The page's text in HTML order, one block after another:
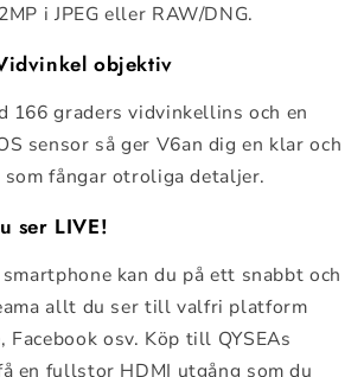
i JPEG eller RAW/DNG.
objektiv
166 graders vidvinkellins och en
sensor så ger V6an dig en klar och
fångar otroliga detaljer.
ser LIVE!
kan du på ett snabbt och
allt du ser till valfri platform
Facebook osv. Köp till QYSEAs
en fullstor HDMI utgång som du